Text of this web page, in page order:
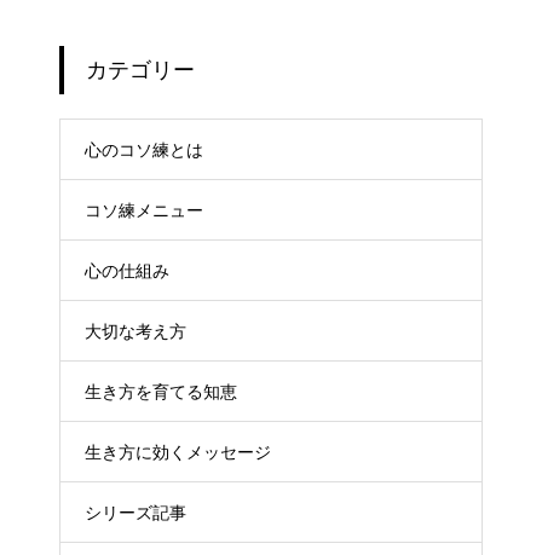
カテゴリー
心のコソ練とは
コソ練メニュー
心の仕組み
大切な考え方
生き方を育てる知恵
生き方に効くメッセージ
シリーズ記事